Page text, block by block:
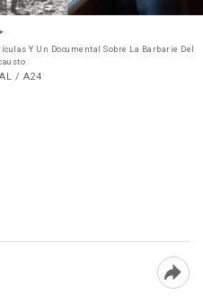
Y Un Documental Sobre La Barbarie Del
/ A24